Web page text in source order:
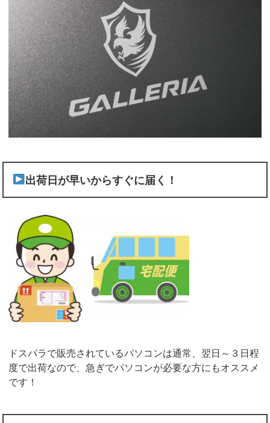
出荷日が早いからすぐに届く！
ドスパラで販売されているパソコンは通常、翌日～３日程
度で出荷なので、急ぎでパソコンが必要な方にもオススメ
です！